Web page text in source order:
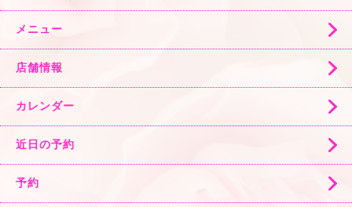
メニュー
店舗情報
カレンダー
近日の予約
予約